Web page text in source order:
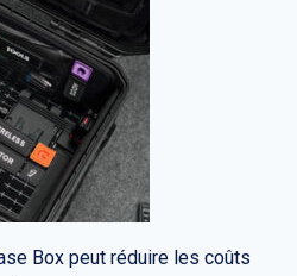
Box peut réduire les coûts